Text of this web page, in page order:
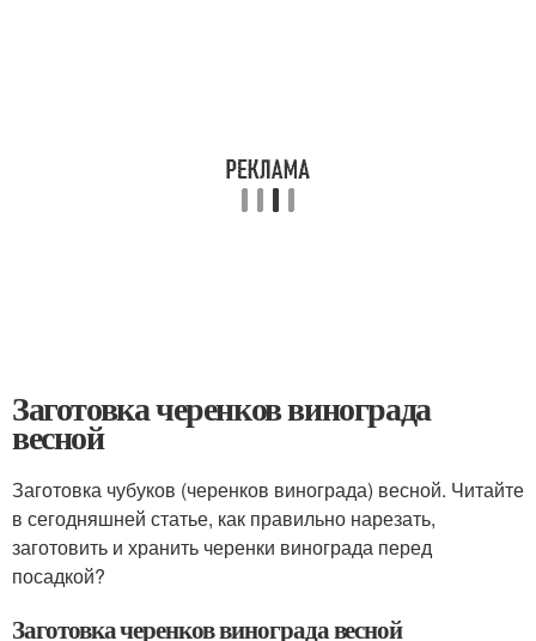
Заготовка черенков винограда
весной
Заготовка чубуков (черенков винограда) весной. Читайте
в сегодняшней статье, как правильно нарезать,
заготовить и хранить черенки винограда перед
посадкой?
Заготовка черенков винограда весной